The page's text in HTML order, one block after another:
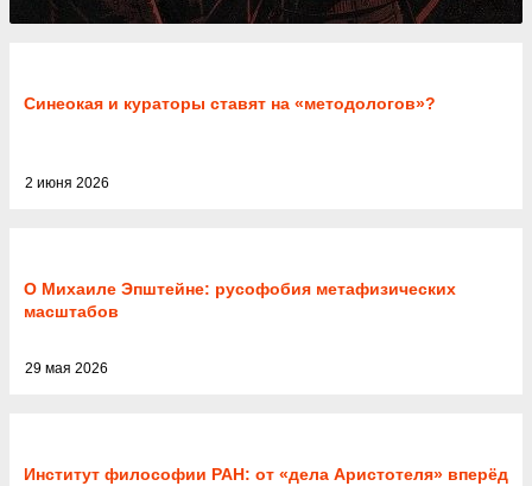
Синеокая и кураторы ставят на «методологов»?
2 июня 2026
О Михаиле Эпштейне: русофобия метафизических
масштабов
29 мая 2026
Институт философии РАН: от «дела Аристотеля» вперёд